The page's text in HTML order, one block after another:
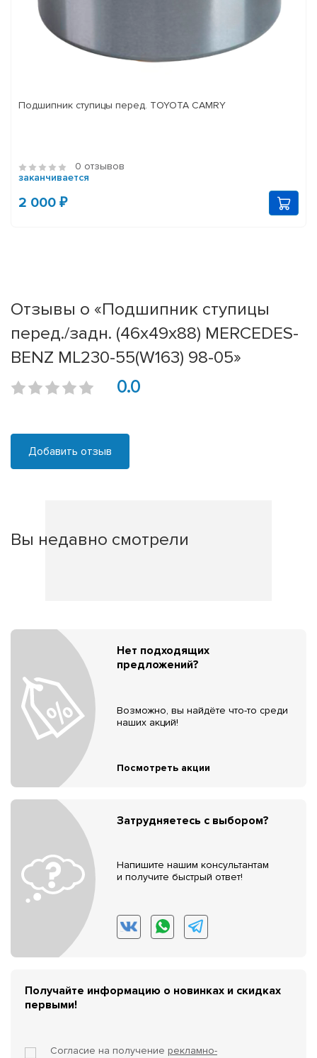
Подшипник ступицы перед. TOYOTA CAMRY
0 отзывов
заканчивается
2 000 ₽
Отзывы о «Подшипник ступицы
перед./задн. (46x49x88) MERCEDES-
BENZ ML230-55(W163) 98-05»
0.0
Добавить отзыв
Вы недавно смотрели
Нет подходящих
предложений?
Возможно, вы найдёте что-то среди
наших акций!
Посмотреть акции
Затрудняетесь с выбором?
Напишите нашим консультантам
и получите быстрый ответ!
Получайте информацию о новинках и скидках
первыми!
Согласие на получение рекламно-